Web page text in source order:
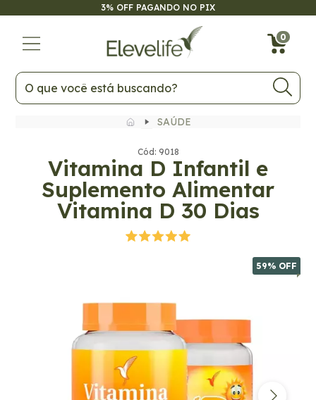
3% OFF PAGANDO NO PIX
0
SAÚDE
Cód: 9018
Vitamina D Infantil e
Suplemento Alimentar
Vitamina D 30 Dias
59% OFF
59% OFF